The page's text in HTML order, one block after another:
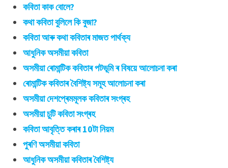
কবিতা কাক বোলে?
কথা কবিতা বুলিলে কি বুজা?
কবিতা আৰু কথা কবিতাৰ মাজত পাৰ্থক্য
আধুনিক অসমীয়া কবিতা
অসমীয়া ৰোমান্টিক কবিতাৰ পটভূমি ৰ বিষয়ে আলোচনা কৰা
ৰোমান্টিক কবিতাৰ বৈশিষ্ট্য সমূহ আলোচনা কৰা
অসমীয়া দেশপ্ৰেমমূলক কবিতাৰ সংগ্ৰহ
অসমীয়া চুটি কবিতা সংগ্ৰহ
কবিতা আবৃত্তি কৰাৰ 10টা নিয়ম
পুৰণি অসমীয়া কবিতা
আধুনিক অসমীয়া কবিতাৰ বৈশিষ্ট্য